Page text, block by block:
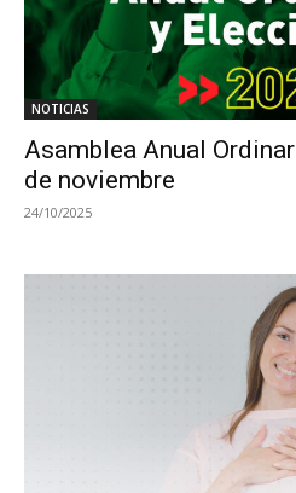
NOTICIAS
Asamblea Anual
de noviembre
24/10/2025